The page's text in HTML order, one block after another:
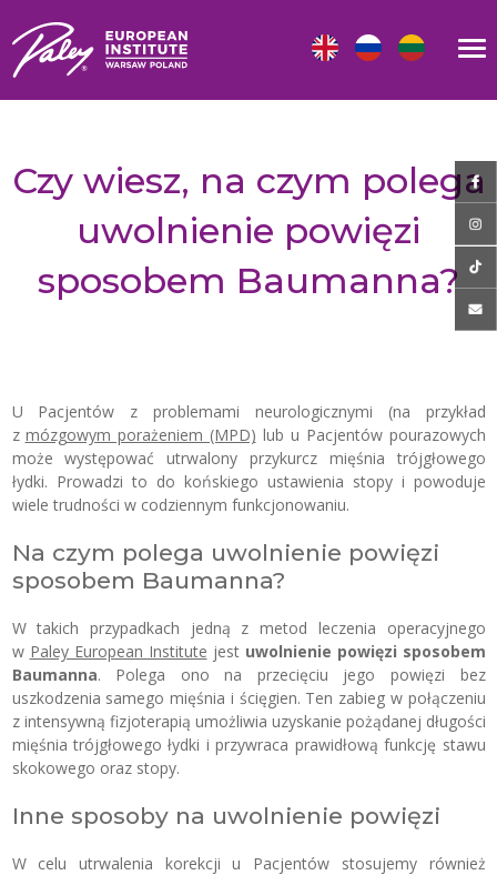
Czy wiesz, na czym polega
uwolnienie powięzi
sposobem Baumanna?
U Pacjentów z problemami neurologicznymi (na przykład
z mózgowym porażeniem (MPD) lub u Pacjentów pourazowych
może występować utrwalony przykurcz mięśnia trójgłowego
łydki. Prowadzi to do końskiego ustawienia stopy i powoduje
wiele trudności w codziennym funkcjonowaniu.
Na czym polega uwolnienie powięzi
sposobem Baumanna?
W takich przypadkach jedną z metod leczenia operacyjnego
w Paley European Institute jest uwolnienie powięzi sposobem
Baumanna. Polega ono na przecięciu jego powięzi bez
uszkodzenia samego mięśnia i ścięgien. Ten zabieg w połączeniu
z intensywną fizjoterapią umożliwia uzyskanie pożądanej długości
mięśnia trójgłowego łydki i przywraca prawidłową funkcję stawu
skokowego oraz stopy.
Inne sposoby na uwolnienie powięzi
W celu utrwalenia korekcji u Pacjentów stosujemy również